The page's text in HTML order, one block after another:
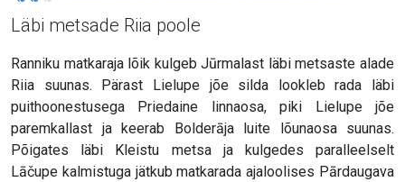
Läbi metsade Riia poole
Ranniku matkaraja lõik kulgeb Jūrmalast läbi metsaste alade
Riia suunas. Pärast Lielupe jõe silda lookleb rada läbi
puithoonestusega Priedaine linnaosa, piki Lielupe jõe
paremkallast ja keerab Bolderāja luite lõunaosa suunas.
Põigates läbi Kleistu metsa ja kulgedes paralleelselt
Lāčupe kalmistuga jätkub matkarada ajaloolises Pārdaugava